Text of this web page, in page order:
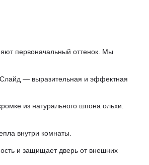
первоначальный оттенок. Мы
— выразительная и эффектная
из натурального шпона ольхи.
внутри комнаты.
и защищает дверь от внешних